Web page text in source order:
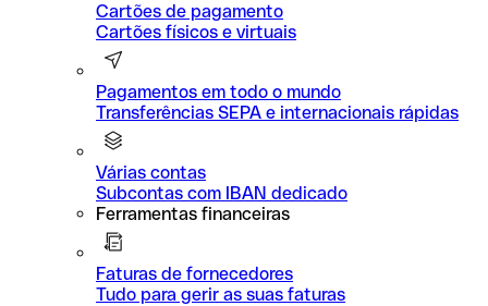
Cartões de pagamento
Cartões físicos e virtuais
Pagamentos em todo o mundo
Transferências SEPA e internacionais rápidas
Várias contas
Subcontas com IBAN dedicado
Ferramentas financeiras
Faturas de fornecedores
Tudo para gerir as suas faturas